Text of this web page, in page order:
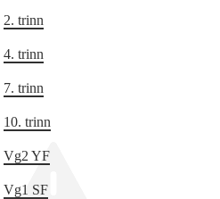
2. trinn
4. trinn
7. trinn
10. trinn
Vg2 YF
Vg1 SF